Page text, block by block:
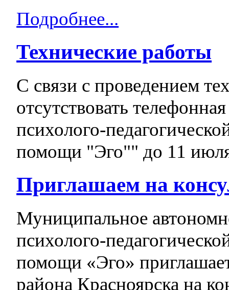
Подробнее...
Технические работы
С связи с проведением
отсутствовать
психолого-
помощи "Эго"" до 11
Приглашаем на
Муниципальное
психолого-
помощи «Эго»
района Красноярска на